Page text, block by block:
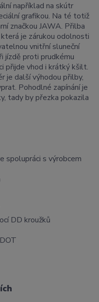
například na skútr
grafikou. Na té totiž
značkou JAWA. Přilba
je zárukou odolnosti
vnitřní sluneční
jízdě proti prudkému
přijde vhod i krátký kšilt.
je další výhodou přilby,
Pohodlné zapínání je
tady by přezka pokazila
spolupráci s výrobcem
DD kroužků